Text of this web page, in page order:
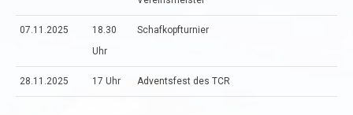
07.11.2025
18.30
Uhr
Schafkopfturnier
28.11.2025 17 Uhr Adventsfest des TCR